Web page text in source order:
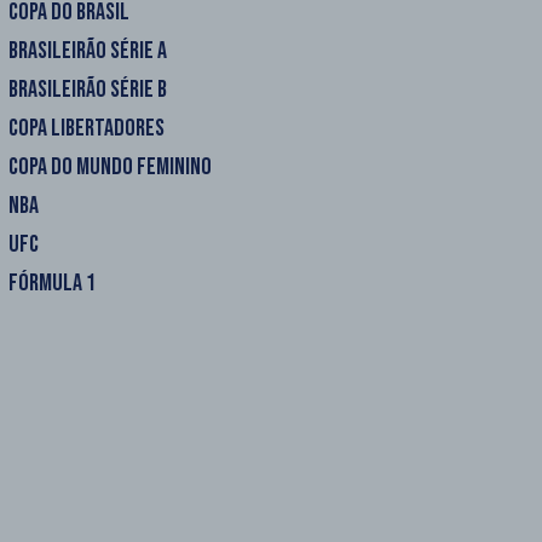
COPA DO BRASIL
BRASILEIRÃO SÉRIE A
BRASILEIRÃO SÉRIE B
COPA LIBERTADORES
COPA DO MUNDO FEMININO
NBA
UFC
FÓRMULA 1